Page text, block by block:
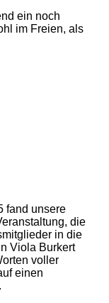
ein noch
im Freien, als
fand unsere
die
in die
Viola Burkert
voller
einen